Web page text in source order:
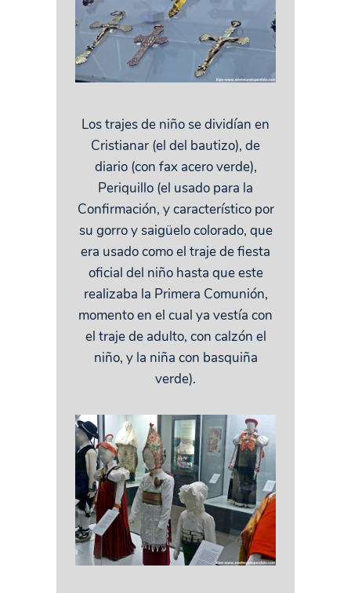
Los trajes de niño se dividían en
Cristianar (el del bautizo), de
diario (con fax acero verde),
Periquillo (el usado para la
Confirmación, y característico por
su gorro y saigüelo colorado, que
era usado como el traje de fiesta
oficial del niño hasta que este
realizaba la Primera Comunión,
momento en el cual ya vestía con
el traje de adulto, con calzón el
niño, y la niña con basquiña
verde).